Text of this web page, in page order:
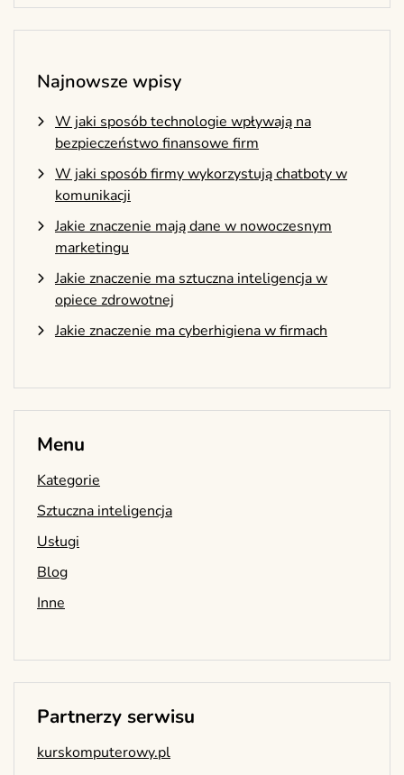
Najnowsze wpisy
W jaki sposób technologie wpływają na
bezpieczeństwo finansowe firm
W jaki sposób firmy wykorzystują chatboty w
komunikacji
Jakie znaczenie mają dane w nowoczesnym
marketingu
Jakie znaczenie ma sztuczna inteligencja w
opiece zdrowotnej
Jakie znaczenie ma cyberhigiena w firmach
Menu
Kategorie
Sztuczna inteligencja
Usługi
Blog
Inne
Partnerzy serwisu
kurskomputerowy.pl